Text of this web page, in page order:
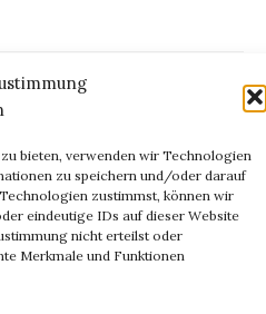
bieten, verwenden wir Technologien
zu speichern und/oder darauf
zustimmst, können wir
eindeutige IDs auf dieser Website
nicht erteilst oder
Merkmale und Funktionen